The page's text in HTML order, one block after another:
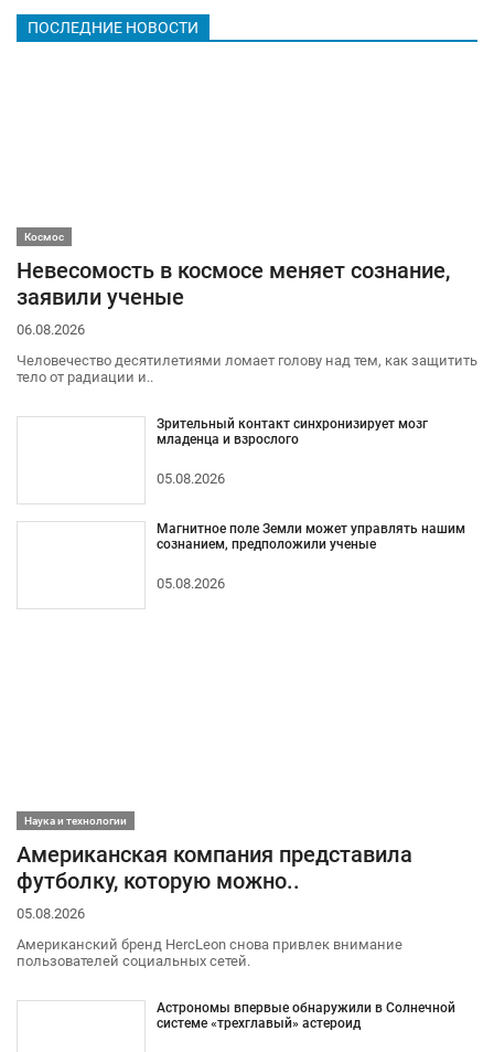
ПОСЛЕДНИЕ НОВОСТИ
Космос
Невесомость в космосе меняет сознание,
заявили ученые
06.08.2026
Человечество десятилетиями ломает голову над тем, как защитить
тело от радиации и..
Зрительный контакт синхронизирует мозг
младенца и взрослого
05.08.2026
Магнитное поле Земли может управлять нашим
сознанием, предположили ученые
05.08.2026
Наука и технологии
Американская компания представила
футболку, которую можно..
05.08.2026
Американский бренд HercLeon снова привлек внимание
пользователей социальных сетей.
Астрономы впервые обнаружили в Солнечной
системе «трехглавый» астероид